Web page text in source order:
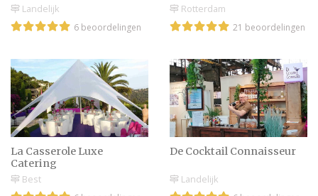
Landelijk
6 beoordelingen
Rotterdam
21 beoordelingen
La Casserole Luxe
Catering
Best
De Cocktail Connaisseur
Landelijk
Bruiloft diner: menu,
ideeën en tips
Plannen voor een
bruiloft met vegan
catering?
BBQ op een zomerse